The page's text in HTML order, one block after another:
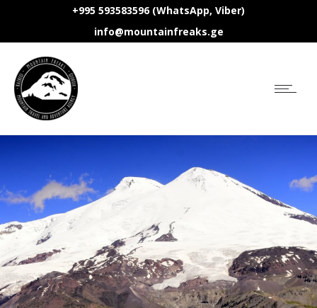
+995 593583596 (WhatsApp, Viber)
info@mountainfreaks.ge